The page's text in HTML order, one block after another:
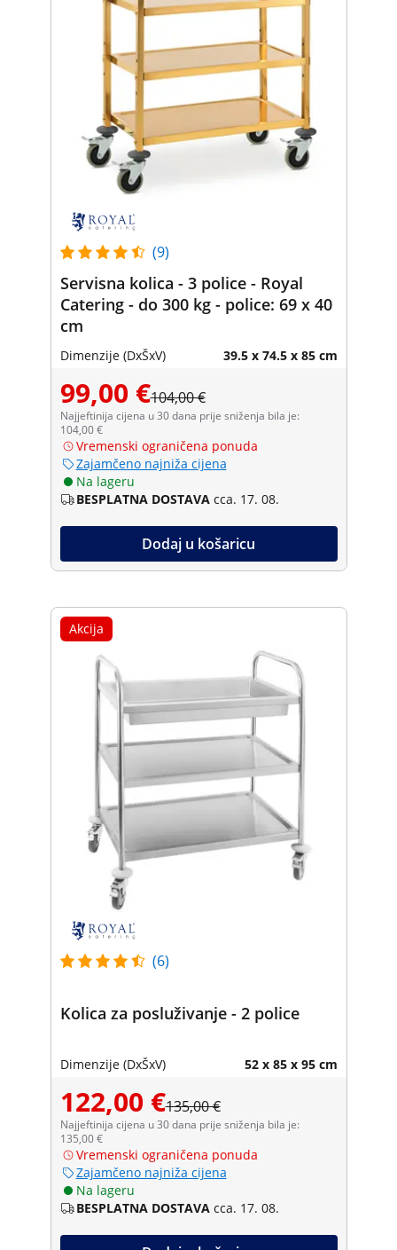
(9)
Servisna kolica - 3 police - Royal
Catering - do 300 kg - police: 69 x 40
cm
Dimenzije (DxŠxV) 39.5 x 74.5 x 85 cm
99,00 €104,00 €
Najjeftinija cijena u 30 dana prije sniženja bila je:
104,00 €
Vremenski ograničena ponuda
Zajamčeno najniža cijena
Na lageru
BESPLATNA DOSTAVA cca. 17. 08.
Dodaj u košaricu
Akcija
(6)
Kolica za posluživanje - 2 police
Dimenzije (DxŠxV) 52 x 85 x 95 cm
122,00 €135,00 €
Najjeftinija cijena u 30 dana prije sniženja bila je:
135,00 €
Vremenski ograničena ponuda
Zajamčeno najniža cijena
Na lageru
BESPLATNA DOSTAVA cca. 17. 08.